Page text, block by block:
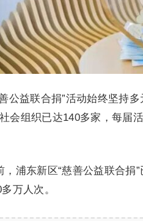
公益联合捐”活动始终坚持
会组织已达140多家，每届
，浦东新区“慈善公益联合捐
万人次。